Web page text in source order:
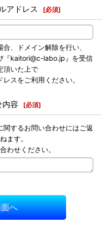
アドレス [必須]
、ドメイン解除を行い、
『kaitori@c-labo.jp』を受信
頂いた上で
スをご利用ください。
内容 [必須]
するお問い合わせにはご返
ます。
わせください。
へ